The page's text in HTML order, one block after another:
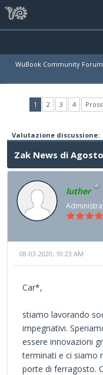
WuBook Community Forum
1 (current)
2 3 4
Valutazione discussione:
Zak News di Agosto
luther
08-03-2020, 10:23 AM
Car*,
stiamo lavorando
impegnativi.
essere innovazioni
terminati e ci siamo
porte di ferragosto.